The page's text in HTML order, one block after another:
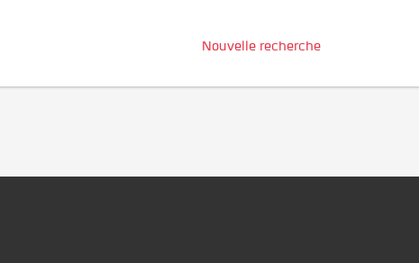
Nouvelle recherche